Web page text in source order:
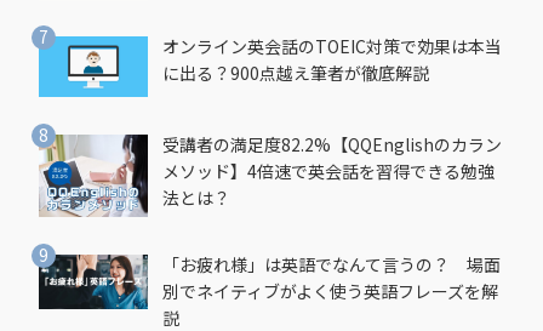
オンライン英会話のTOEIC対策で効果は本当
に出る？900点越え筆者が徹底解説
受講者の満足度82.2%【QQEnglishのカラン
メソッド】4倍速で英会話を習得できる勉強
法とは？
「お疲れ様」は英語でなんて言うの？ 場面
別でネイティブがよく使う英語フレーズを解
説